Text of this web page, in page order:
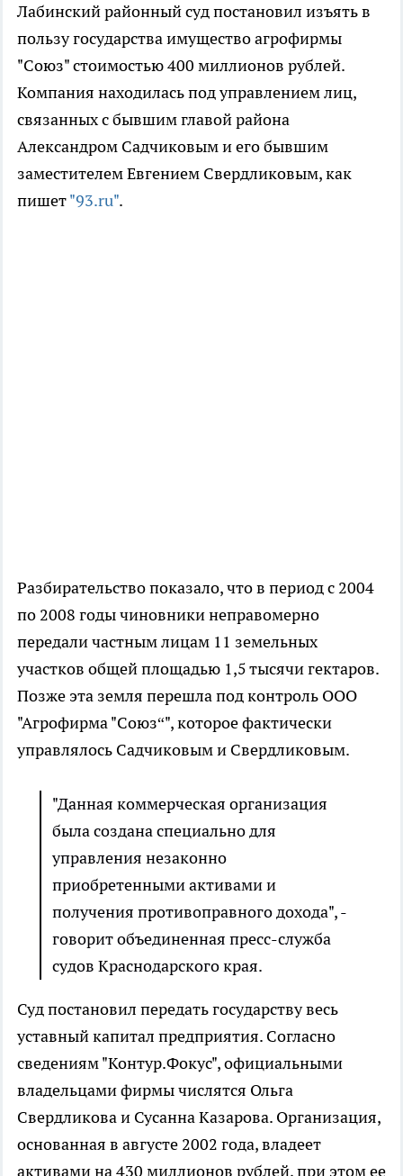
Лабинский районный суд постановил изъять в
пользу государства имущество агрофирмы
"Союз" стоимостью 400 миллионов рублей.
Компания находилась под управлением лиц,
связанных с бывшим главой района
Александром Садчиковым и его бывшим
заместителем Евгением Свердликовым, как
пишет"93.ru".
Разбирательство показало, что в период с 2004
по 2008 годы чиновники неправомерно
передали частным лицам 11 земельных
участков общей площадью 1,5 тысячи гектаров.
Позже эта земля перешла под контроль ООО
"Агрофирма "Союз“", которое фактически
управлялось Садчиковым и Свердликовым.
"Данная коммерческая организация
была создана специально для
управления незаконно
приобретенными активами и
получения противоправного дохода", -
говорит объединенная пресс-служба
судов Краснодарского края.
Суд постановил передать государству весь
уставный капитал предприятия. Согласно
сведениям "Контур.Фокус", официальными
владельцами фирмы числятся Ольга
Свердликова и Сусанна Казарова. Организация,
основанная в августе 2002 года, владеет
активами на 430 миллионов рублей, при этом ее